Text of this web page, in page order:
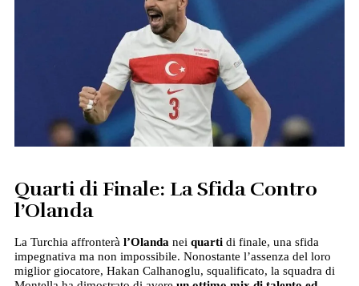
Quarti di Finale: La Sfida Contro
l’Olanda
La Turchia affronterà l’Olanda nei quartidi finale, una sfida
impegnativa ma non impossibile. Nonostante l’assenza del loro
miglior giocatore, Hakan Calhanoglu, squalificato, la squadra di